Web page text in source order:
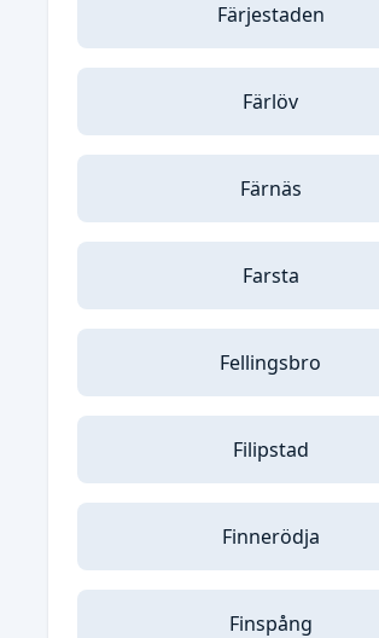
Färjestaden
Färlöv
Färnäs
Farsta
Fellingsbro
Filipstad
Finnerödja
Finspång